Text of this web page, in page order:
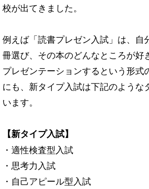
校が出てきました。
例えば「読書プレゼン入試」は、自
冊選び、その本のどんなところが好
プレゼンテーションするという形式
にも、新タイプ入試は下記のような
います。
【新タイプ入試】
・適性検査型入試
・思考力入試
・自己アピール型入試